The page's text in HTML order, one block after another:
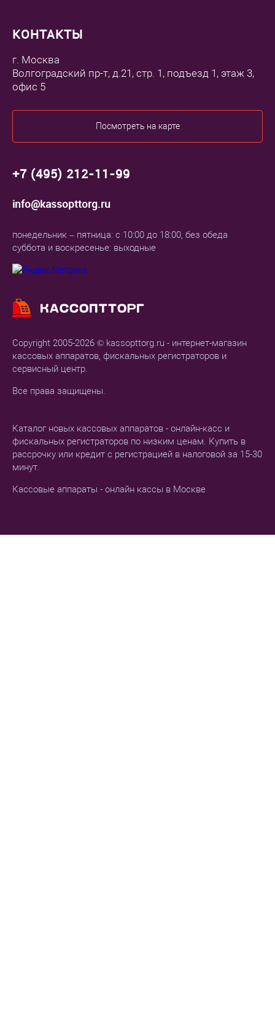
Copyright 2005-2026 © kassopttorg.ru - интернет-магазин
кассовых аппаратов, фискальных регистраторов и
сервисный центр.
Все права защищены.
Каталог новых кассовых аппаратов - онлайн-касс и
фискальных регистраторов по низким ценам. Купить в
рассрочку или кредит с регистрацией в налоговой за 15-30
минут.
Кассовые аппараты - онлайн кассы в Москве
КОНТАКТЫ
г. Москва
Волгоградский пр-т, д.21, стр. 1, подъезд 1, этаж 3,
офис 5
Посмотреть на карте
+7 (495) 212-11-99
info@kassopttorg.ru
понедельник – пятница: с 10:00 до 18:00, без обеда
суббота и воскресенье: выходные